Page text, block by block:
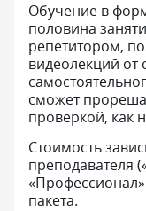
Обучение в
половина
репетитором,
видеолекций от
сможет
проверкой, как
Стоимость
преподавателя
пакета.